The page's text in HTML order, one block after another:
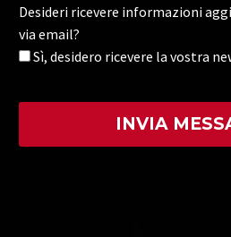
Desideri ricevere informazioni
via email?
Sì, desidero ricevere la vostra